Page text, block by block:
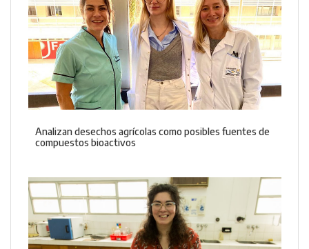
Analizan desechos agrícolas como posibles fuentes de
compuestos bioactivos